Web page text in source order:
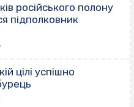
російського полону
підполковник
цілі успішно